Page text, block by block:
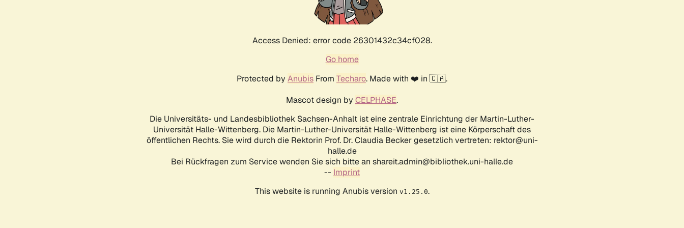
Access Denied: error code 26301432c34cf028.
Go home
Protected by Anubis From Techaro. Made with ❤️ in 🇨🇦.
Mascot design by CELPHASE.
Die Universitäts- und Landesbibliothek Sachsen-Anhalt ist eine zentrale Einrichtung der Martin-Luther-
Universität Halle-Wittenberg. Die Martin-Luther-Universität Halle-Wittenberg ist eine Körperschaft des
öffentlichen Rechts. Sie wird durch die Rektorin Prof. Dr. Claudia Becker gesetzlich vertreten: rektor@uni-
halle.de
Bei Rückfragen zum Service wenden Sie sich bitte an shareit.admin@bibliothek.uni-halle.de
-- Imprint
This website is running Anubis version v1.25.0.